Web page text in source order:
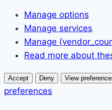
Manage options
Manage services
Manage
Read more about
Accept Deny View
preferences